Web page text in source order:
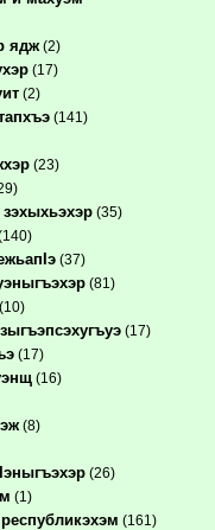
ядж (2)
(17)
(2)
(141)
(23)
зэхыхьэхэр (35)
(37)
(81)
(10)
(17)
(17)
(16)
(8)
(26)
(1)
(161)